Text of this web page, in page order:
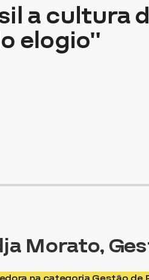
a cultura
elogio”
Morato,